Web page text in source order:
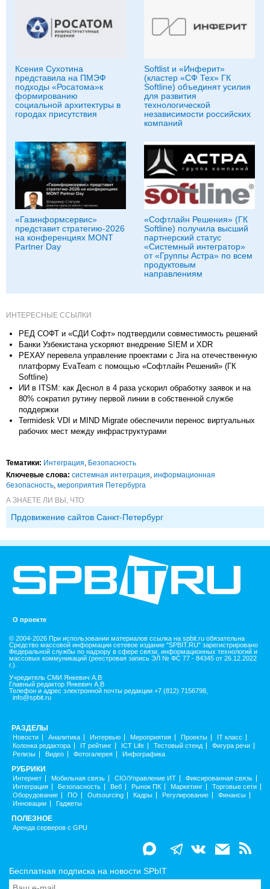
Ксения Сухотина
представила на ПМЭФ
подходы «Росатома»к
формированию
социальной архитектуры в
городах присутствия
Softlist и «Инферит»
(кластер «СФ Тех» ГК
Softline) объединят усилия
для развития
технологической
независимости российских
компаний
«Газинформсервис»
представит стратегию-2026
на конференциях MONT
Partner Day
«Софтлайн Решения» (ГК
Softline) получила высший
партнерский статус
«Системный интегратор»
от «Группы Астра» по всем
продуктовым
направлениям
ИНТЕРЕСНЫЕ ССЫЛКИ
РЕД СОФТ и «СДИ Софт» подтвердили совместимость решений
Банки Узбекистана ускоряют внедрение SIEM и XDR
РЕХАУ перевела управление проектами с Jira на отечественную
платформу EvaTeam с помощью «Софтлайн Решений» (ГК
Softline)
ИИ в ITSM: как Деснол в 4 раза ускорил обработку заявок и на
80% сократил рутину первой линии в собственной службе
поддержки
Termidesk VDI и MIND Migrate обеспечили перенос виртуальных
рабочих мест между инфраструктурами
Тематики: Интеграция Безопасность
Ключевые слова: системная интеграция информационная
безопасность мероприятия Петербурга
А ЗНАЕТЕ ЛИ ВЫ, ЧТО:
Прдовижение сайтов Санкт-Петербург
О проекте
© 2004-2026 При использовании материалов ссылка на spbit.ru обязательна
Средство массовой информации сетевое издание "SPBIT.RU" зарегистрировано
Федеральной службы по надзору в сфере связи, информационных технологий и
массовых коммуникаций (реестровая запись ЭЛ № ФС 77 - 84345 от 26.12.2022
г.).
Учредитель СМИ Янкевич А.В
Главный редактор Янкевич А.В
Телефон и адрес электронной почты редакции +7 (812) 7156798,
info@spbit.ru
РАЗДЕЛЫ
Новости Аналитика Интервью Мероприятия Проекты
IT класс
Колонка редактора
IT рейтинг ICT Life Тестовый стенд
Фигура речи
Релизы
Видео Фотогалерея Инфографика
РУБРИКИ
Интернет Мобильная связь CIO/Управление ИТ
Фиксированная связь
Интеграция
Безопасность Веб Рынок ПК Маркетинг
Торговые сети
Оборудование
ПО Outsourcing Кадры Регулирование
Финансы
Инновации
Гаджеты
ПОЛЕЗНОЕ
Аренда серверов с GPU
Бесплатная подписка на новости SPbIT